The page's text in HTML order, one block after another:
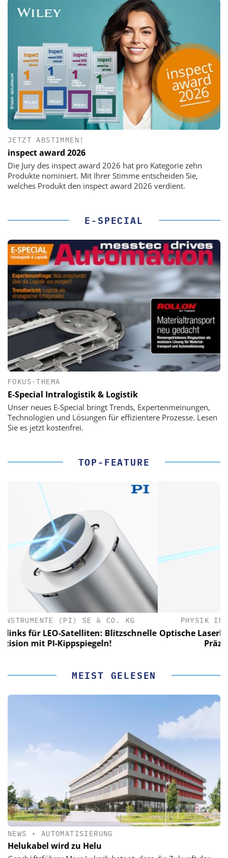
JETZT ABSTIMMEN!
inspect award 2026
Die Jury des inspect award 2026 hat pro Kategorie zehn
Produkte nominiert. Mit Ihrer Stimme entscheiden Sie,
welches Produkt den inspect award 2026 verdient.
E-SPECIAL
FOKUS-THEMA
E-Special Intralogistik & Logistik
Unser neues E-Special bringt Trends, Expertenmeinungen,
Technologien und Lösungen für effizientere Prozesse. Lesen
Sie es jetzt kostenfrei.
TOP-FEATURE
PHYSIK INSTRUMENTE (PI) SE & CO. KG
Optische Laserlinks für LEO-Satelliten:
Präzision mit PI-Kippspiegeln!
MEIST GELESEN
NEWS • AUTOMATISIERUNG
Helukabel wird zu Helu